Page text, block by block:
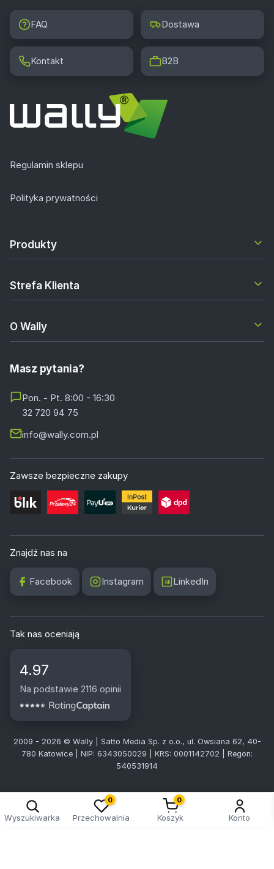
FAQ Dostawa
Kontakt B2B
Regulamin sklepu
Polityka prywatności
Produkty
Strefa Klienta
O Wally
Masz pytania?
Pon. - Pt. 8:00 - 16:30
32 720 94 75
info@wally.com.pl
Zawsze bezpieczne zakupy
Znajdź nas na
Facebook Instagram LinkedIn
Tak nas oceniają
4.97
Na podstawie 2116 opinii
2009 - 2026 © Wally | Satto Media Sp. z o.o., ul. Owsiana 62, 40-
780 Katowice | NIP: 6343050029 | KRS: 0001142702 | Regon:
540531914
Wyszukiwarka
0
Przechowalnia
0
Koszyk Konto